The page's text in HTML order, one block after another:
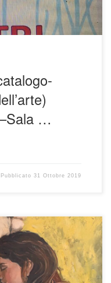
…
Pubblicato31 Ottobre 2019